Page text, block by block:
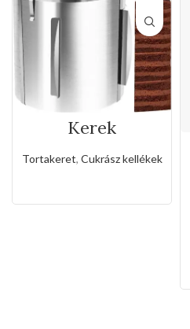
Kerek
állítható
sütőkeret-20cm
Tortakeret, Cukrász kellékek